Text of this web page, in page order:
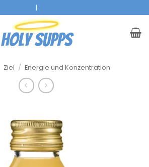
|
Ziel / Energie und Konzentration